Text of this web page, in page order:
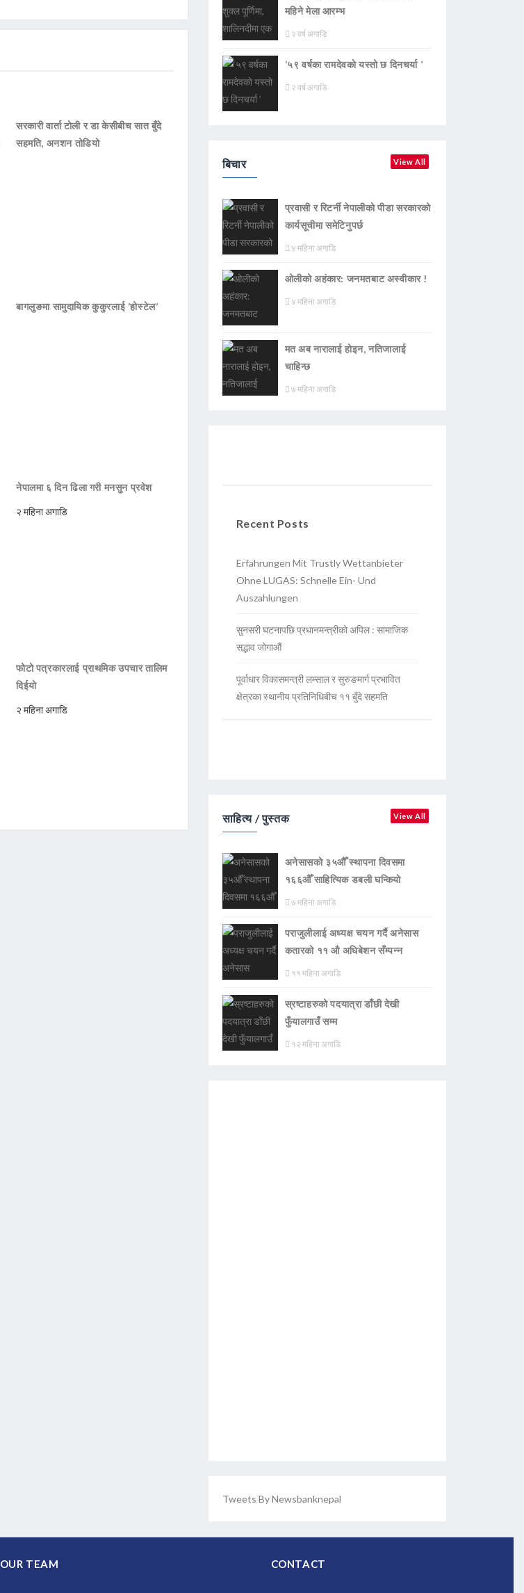
सरकारी वार्ता टोली र डा केसीबीच सात बुँदे
सहमति, अनशन तोडियो
बागलुङमा सामुदायिक कुकुरलाई ‘होस्टेल’
नेपालमा ६ दिन ढिला गरी मनसुन प्रवेश
२ महिना अगाडि
फोटो पत्रकारलाई प्राथमिक उपचार तालिम
दिईयो
२ महिना अगाडि
महिने मेला आरम्भ
२ वर्ष अगाडि
‘५९ वर्षका रामदेवकाे यस्ताे छ दिनचर्या ’
२ वर्ष अगाडि
बिचार View All
प्रवासी र रिटर्नी नेपालीको पीडा सरकारको
कार्यसूचीमा समेटिनुपर्छ
४ महिना अगाडि
ओलीको अहंकार: जनमतबाट अस्वीकार !
४ महिना अगाडि
मत अब नारालाई होइन, नतिजालाई
चाहिन्छ
७ महिना अगाडि
Recent Posts
Erfahrungen Mit Trustly Wettanbieter
Ohne LUGAS: Schnelle Ein- Und
Auszahlungen
सुनसरी घटनापछि प्रधानमन्त्रीको अपिल : सामाजिक
सद्भाव जोगाऔं
पूर्वाधार विकासमन्त्री लम्साल र सुरुङमार्ग प्रभावित
क्षेत्रका स्थानीय प्रतिनिधिबीच ११ बुँदे सहमति
साहित्य / पुस्तक View All
अनेसासको ३५औँ स्थापना दिवसमा
१६६औँ साहित्यिक डबली घन्कियाे
७ महिना अगाडि
पराजुलीलाई अध्यक्ष चयन गर्दै अनेसास
कतारको ११ औ अधिबेशन सँम्पन्न
११ महिना अगाडि
स्रष्टाहरुको पदयात्रा डाँछी देखी
फुँयालगाउँ सम्म
१२ महिना अगाडि
Tweets By Newsbanknepal
OUR TEAM CONTACT